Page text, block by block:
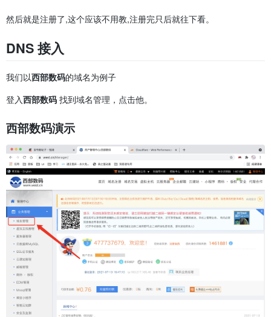
然后就是注册了,这个应该不用教,注册完只后就往下看。
DNS 接入
我们以西部数码的域名为例子
登入西部数码 找到域名管理，点击他。
西部数码演示